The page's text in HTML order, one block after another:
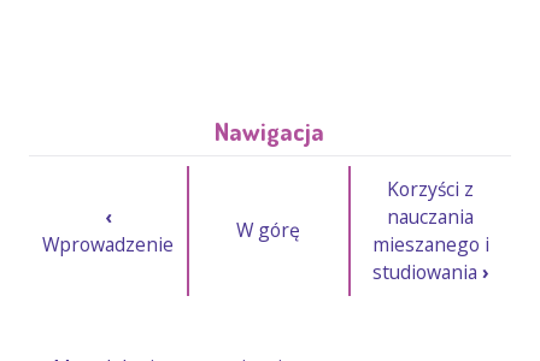
Nawigacja
‹
Wprowadzenie
W górę
Korzyści z
nauczania
mieszanego i
studiowania ›